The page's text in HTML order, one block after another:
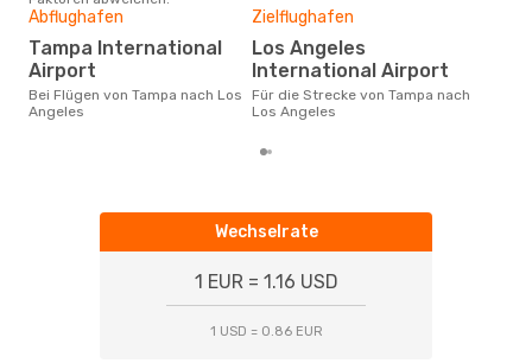
Sa., 19. Sept.- Di., 22. Sept.
Frontier Airlines
1 Zwischenstopp
TPA- LAX
Frontier Airlines
1 Zwischenstopp
Abflughafen
Tampa International
Airport
Bei Flügen von Tampa nach Los
Angeles
Zielflughafen
Los Angeles
International Airport
Für die Strecke von Tampa nach
Los Angeles
Wechselrate
1 EUR = 1.16 USD
1 USD = 0.86 EUR